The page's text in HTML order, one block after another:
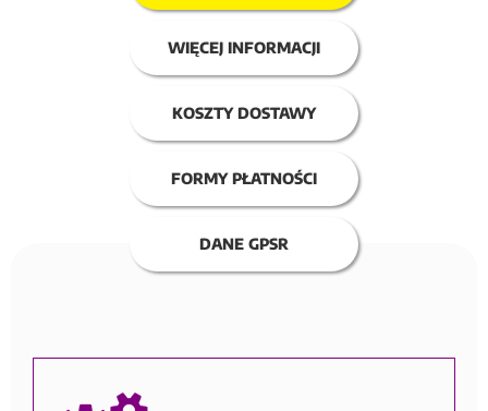
WIĘCEJ INFORMACJI
KOSZTY DOSTAWY
FORMY PŁATNOŚCI
DANE GPSR